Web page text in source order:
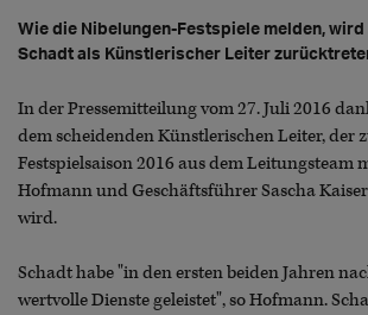
Wie die Nibelungen-Festspiele melden, wird
Schadt als Künstlerischer Leiter
In der Pressemitteilung vom 27. Juli 2016
dem scheidenden Künstlerischen Leiter, der
Festspielsaison 2016 aus dem Leitungsteam
Hofmann und Geschäftsführer Sascha
wird.
Schadt habe "in den ersten beiden Jahren
wertvolle Dienste geleistet", so Hofmann.